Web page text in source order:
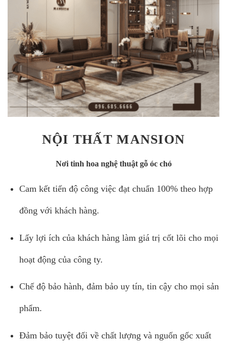
NỘI THẤT MANSION
Nơi tinh hoa nghệ thuật gỗ óc chó
Cam kết tiến độ công việc đạt chuẩn 100% theo hợp
đồng với khách hàng.
Lấy lợi ích của khách hàng làm giá trị cốt lõi cho mọi
hoạt động của công ty.
Chế độ bảo hành, đảm bảo uy tín, tin cậy cho mọi sản
phẩm.
Đảm bảo tuyệt đối về chất lượng và nguốn gốc xuất